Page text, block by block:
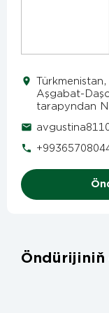
Aşgabat-
tarapyndan
Öndürijiniň